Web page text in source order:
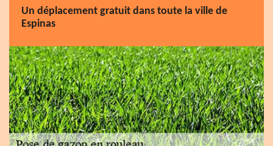
Un déplacement gratuit dans toute la ville de
Espinas